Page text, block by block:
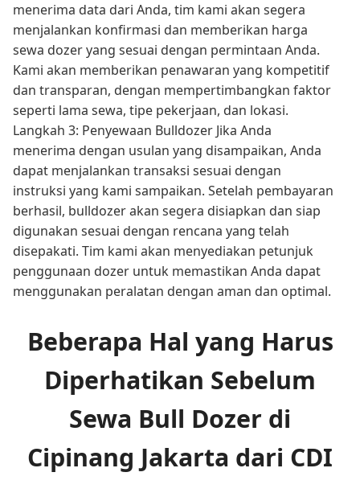
menerima data dari Anda, tim kami akan segera
menjalankan konfirmasi dan memberikan harga
sewa dozer yang sesuai dengan permintaan Anda.
Kami akan memberikan penawaran yang kompetitif
dan transparan, dengan mempertimbangkan faktor
seperti lama sewa, tipe pekerjaan, dan lokasi.
Langkah 3: Penyewaan Bulldozer Jika Anda
menerima dengan usulan yang disampaikan, Anda
dapat menjalankan transaksi sesuai dengan
instruksi yang kami sampaikan. Setelah pembayaran
berhasil, bulldozer akan segera disiapkan dan siap
digunakan sesuai dengan rencana yang telah
disepakati. Tim kami akan menyediakan petunjuk
penggunaan dozer untuk memastikan Anda dapat
menggunakan peralatan dengan aman dan optimal.
Beberapa Hal yang Harus
Diperhatikan Sebelum
Sewa Bull Dozer di
Cipinang Jakarta dari CDI